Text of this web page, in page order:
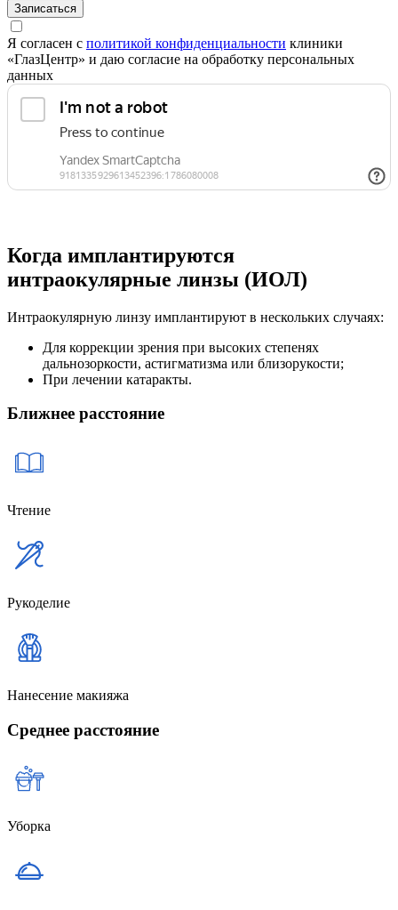
Записаться
Я согласен с политикой конфиденциальности клиники
«ГлазЦентр» и даю согласие на обработку персональных
данных
Когда имплантируются
интраокулярные линзы (ИОЛ)
Интраокулярную линзу имплантируют в нескольких случаях:
Для коррекции зрения при высоких степенях
дальнозоркости, астигматизма или близорукости;
При лечении катаракты.
Ближнее расстояние
Чтение
Рукоделие
Нанесение макияжа
Среднее расстояние
Уборка